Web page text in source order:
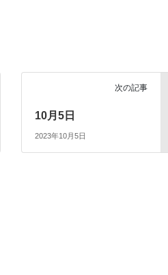
次の記事
10月5日
2023年10月5日